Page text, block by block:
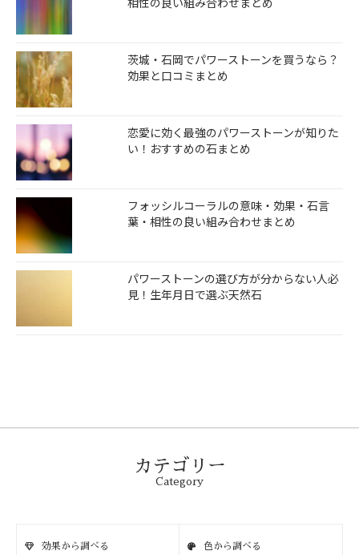
茨城・石岡でパワーストーンを買うなら？
効果と口コミまとめ
恋愛に効く最強のパワーストーンが知りた
い！おすすめの石まとめ
フォッシルコーラルの意味・効果・石言
葉・相性の良い組み合わせまとめ
パワーストーンの選び方が分からない人必
見！生年月日で選ぶ天然石
カテゴリー
Category
効果から調べる 色から調べる